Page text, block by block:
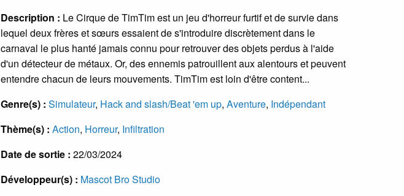
Description : Le Cirque de TimTim est un jeu d'horreur furtif et de survie dans
lequel deux frères et sœurs essaient de s'introduire discrètement dans le
carnaval le plus hanté jamais connu pour retrouver des objets perdus à l'aide
d'un détecteur de métaux. Or, des ennemis patrouillent aux alentours et peuvent
entendre chacun de leurs mouvements. TimTim est loin d'être content...
Genre(s) : Simulateur, Hack and slash/Beat 'em up, Aventure, Indépendant
Thème(s) : Action, Horreur, Infiltration
Date de sortie : 22/03/2024
Développeur(s) : Mascot Bro Studio